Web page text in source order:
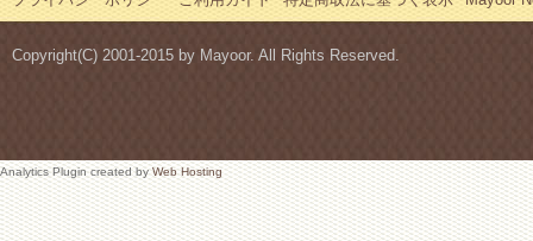
Copyright(C) 2001-2015 by Mayoor. All Rights Reserved.
Analytics Plugin created byWeb Hosting